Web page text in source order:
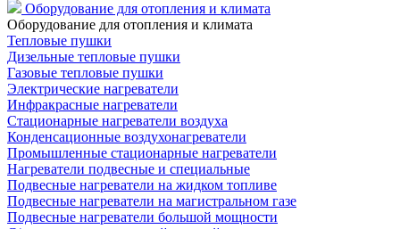
Оборудование для отопления и климата
Оборудование для отопления и климата
Тепловые пушки
Дизельные тепловые пушки
Газовые тепловые пушки
Электрические нагреватели
Инфракрасные нагреватели
Стационарные нагреватели воздуха
Конденсационные воздухонагреватели
Промышленные стационарные нагреватели
Нагреватели подвесные и специальные
Подвесные нагреватели на жидком топливе
Подвесные нагреватели на магистральном газе
Подвесные нагреватели большой мощности